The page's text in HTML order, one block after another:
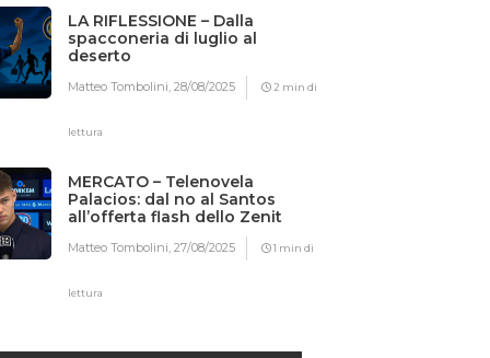
LA RIFLESSIONE – Dalla
spacconeria di luglio al
deserto
Matteo Tombolini,28/08/2025 2 min di
lettura
MERCATO – Telenovela
Palacios: dal no al Santos
all’offerta flash dello Zenit
Matteo Tombolini,27/08/2025 1 min di
lettura